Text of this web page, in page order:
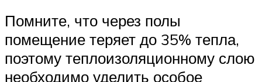
Помните, что через полы
помещение теряет до 35% тепла,
поэтому теплоизоляционному слою
необходимо уделить особое